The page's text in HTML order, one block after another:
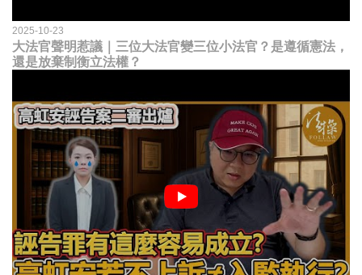
2025-10-23
大法官聲明惹議｜三位大法官變三位小法官？是遵循憲法，
還是放棄制衡立法權？